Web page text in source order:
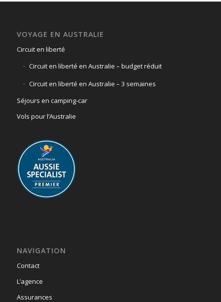
VOYAGE EN AUSTRALIE
Circuit en liberté
Circuit en liberté en Australie – budget réduit
Circuit en liberté en Australie – 3 semaines
Séjours en camping-car
Vols pour l’Australie
NAVIGATION
Contact
L’agence
Assurances